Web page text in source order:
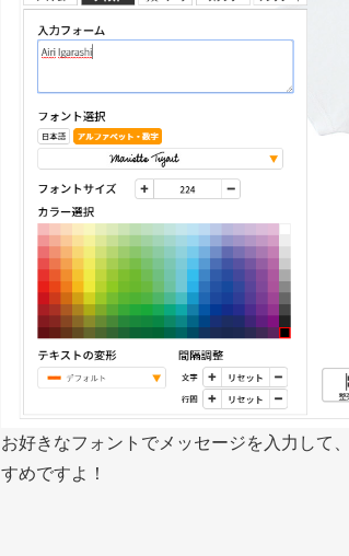
お好きなフォントでメッセージを入力して
すめですよ！